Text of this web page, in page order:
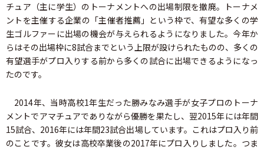
チュア（主に学生）のトーナメントへの出場制限を撤廃。トーナメ
ントを主催する企業の「主催者推薦」という枠で、有望な多くの学
生ゴルファーに出場の機会が与えられるようになりました。今年か
らはその出場枠に8試合までという上限が設けられたものの、多くの
有望選手がプロ入りする前から多くの試合に出場できるようになっ
たのです。
2014年、当時高校1年生だった勝みなみ選手が女子プロのトーナ
メントでアマチュアでありながら優勝を果たし、翌2015年には年間
15試合、2016年には年間23試合出場しています。これはプロ入り前
のことです。彼女は高校卒業後の2017年にプロ入りしました。つま